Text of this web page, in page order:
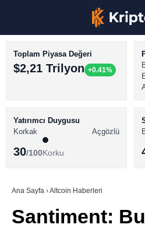
BİTCOİN HABERLERİ
ALTCOİN HABERLERİ
SÖZLÜK
Toplam Piyasa Değeri
$2,21 Trilyon +0.41%
Yatırımcı Duygusu
Korkak
Açgözlü
30/100Korku
Ana Sayfa ›Altcoin Haberleri
Santiment: